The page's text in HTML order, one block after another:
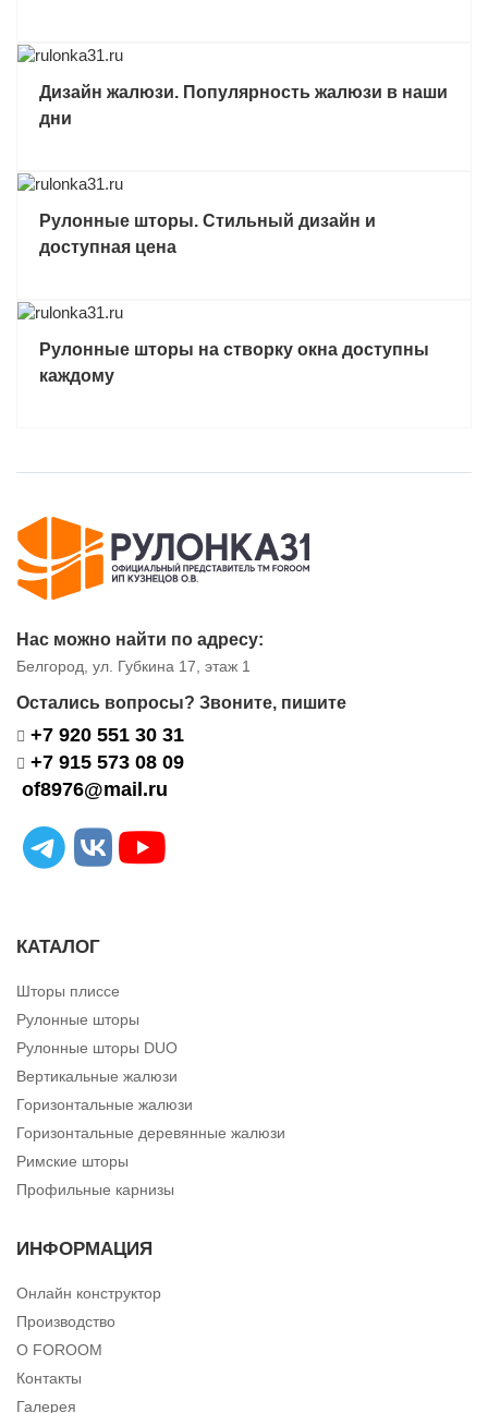
Дизайн жалюзи. Популярность жалюзи в наши
дни
Рулонные шторы. Стильный дизайн и
доступная цена
Рулонные шторы на створку окна доступны
каждому
Нас можно найти по адресу:
Белгород, ул. Губкина 17, этаж 1
Остались вопросы? Звоните, пишите
+7 920 551 30 31
+7 915 573 08 09
of8976@mail.ru
КАТАЛОГ
Шторы плиссе
Рулонные шторы
Рулонные шторы DUO
Вертикальные жалюзи
Горизонтальные жалюзи
Горизонтальные деревянные жалюзи
Римские шторы
Профильные карнизы
ИНФОРМАЦИЯ
Онлайн конструктор
Производство
О FOROOM
Контакты
Галерея